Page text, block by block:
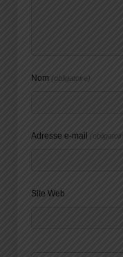
Nom (obligatoire)
Adresse e-mail
Site Web